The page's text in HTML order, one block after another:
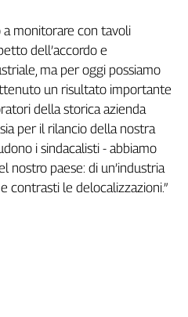
monitorare con tavoli
dell’accordo e
ma per oggi possiamo
un risultato importante
della storica azienda
per il rilancio della nostra
i sindacalisti - abbiamo
nostro paese: di un’industria
contrasti le delocalizzazioni.”